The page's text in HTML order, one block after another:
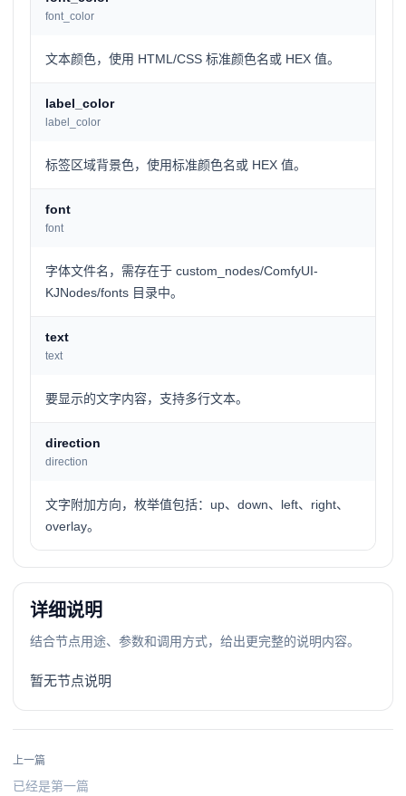
font_color
文本颜色，使用 HTML/CSS 标准颜色名或 HEX 值。
label_color
label_color
标签区域背景色，使用标准颜色名或 HEX 值。
font
font
字体文件名，需存在于 custom_nodes/ComfyUI-
KJNodes/fonts 目录中。
text
text
要显示的文字内容，支持多行文本。
direction
direction
文字附加方向，枚举值包括：up、down、left、right、
overlay。
详细说明
结合节点用途、参数和调用方式，给出更完整的说明内容。
暂无节点说明
上一篇
已经是第一篇